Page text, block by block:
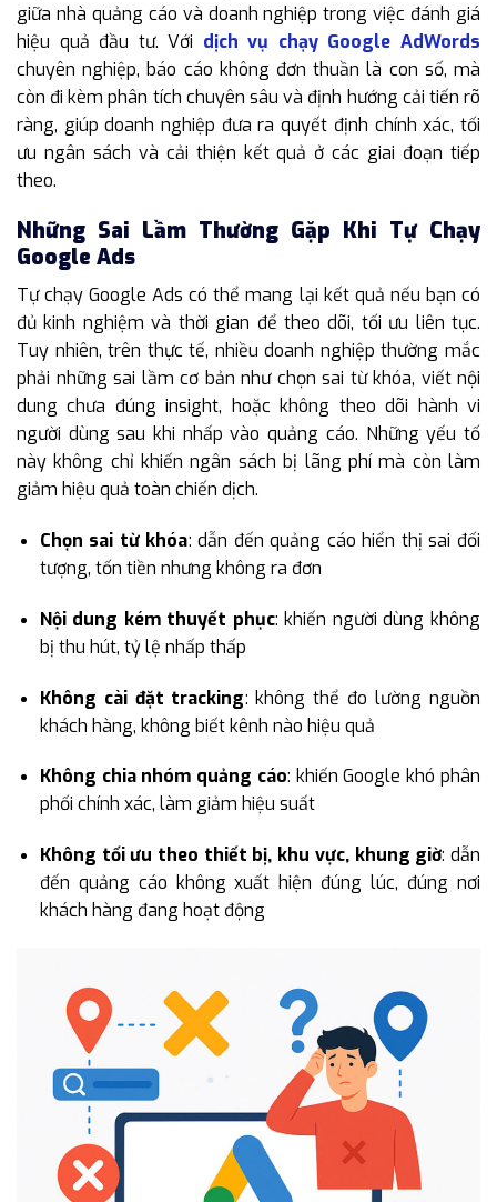
giữa nhà quảng cáo và doanh nghiệp trong việc đánh giá
hiệu quả đầu tư. Với dịch vụ chạy Google AdWords
chuyên nghiệp, báo cáo không đơn thuần là con số, mà
còn đi kèm phân tích chuyên sâu và định hướng cải tiến rõ
ràng, giúp doanh nghiệp đưa ra quyết định chính xác, tối
ưu ngân sách và cải thiện kết quả ở các giai đoạn tiếp
theo.
Những Sai Lầm Thường Gặp Khi Tự Chạy
Google Ads
Tự chạy Google Ads có thể mang lại kết quả nếu bạn có
đủ kinh nghiệm và thời gian để theo dõi, tối ưu liên tục.
Tuy nhiên, trên thực tế, nhiều doanh nghiệp thường mắc
phải những sai lầm cơ bản như chọn sai từ khóa, viết nội
dung chưa đúng insight, hoặc không theo dõi hành vi
người dùng sau khi nhấp vào quảng cáo. Những yếu tố
này không chỉ khiến ngân sách bị lãng phí mà còn làm
giảm hiệu quả toàn chiến dịch.
Chọn sai từ khóa: dẫn đến quảng cáo hiển thị sai đối
tượng, tốn tiền nhưng không ra đơn
Nội dung kém thuyết phục: khiến người dùng không
bị thu hút, tỷ lệ nhấp thấp
Không cài đặt tracking: không thể đo lường nguồn
khách hàng, không biết kênh nào hiệu quả
Không chia nhóm quảng cáo: khiến Google khó phân
phối chính xác, làm giảm hiệu suất
Không tối ưu theo thiết bị, khu vực, khung giờ: dẫn
đến quảng cáo không xuất hiện đúng lúc, đúng nơi
khách hàng đang hoạt động